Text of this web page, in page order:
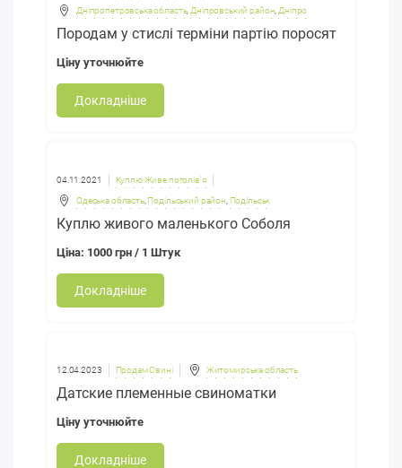
Дніпропетровська область, Дніпровський район Дніпро
Породам у стислі терміни партію поросят
Ціну уточнюйте
Докладніше
04.11.2021 Куплю Живе поголів'я
Одеська область, Подільський район Подільськ
Куплю живого маленького Соболя
Ціна: 1000 грн / 1 Штук
Докладніше
12.04.2023 Продам Свині Житомирська область
Датские племенные свиноматки
Ціну уточнюйте
Докладніше